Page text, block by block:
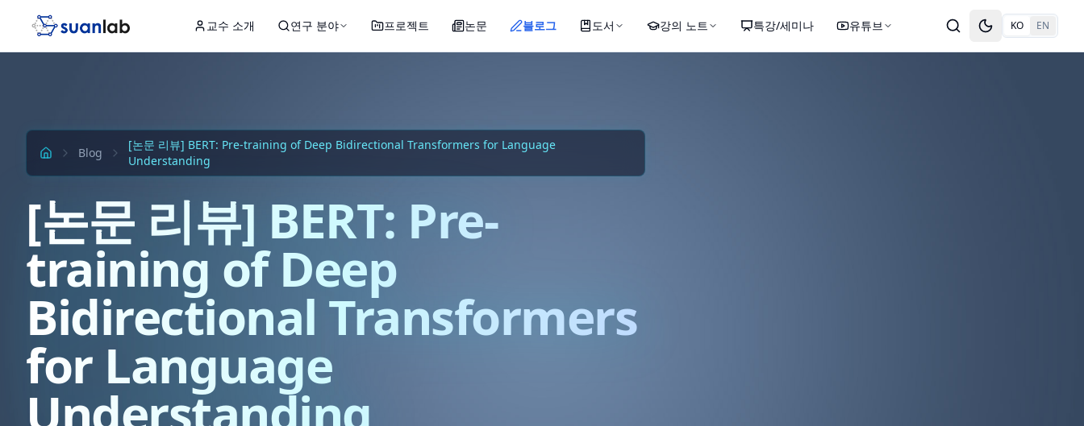
교수 소개 연구 분야 프로젝트 논문 블로그 도서 강의 노트 특강/세미나 유튜브 Toggle theme
KO EN
Blog
[논문 리뷰] BERT: Pre-training of Deep Bidirectional Transformers for Language
Understanding
[논문 리뷰] BERT: Pre-
training of Deep
Bidirectional Transformers
for Language